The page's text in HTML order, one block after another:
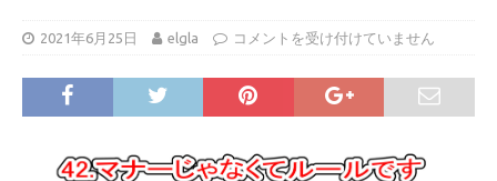
2021年6月25日 elgla コメントを受け付けていません